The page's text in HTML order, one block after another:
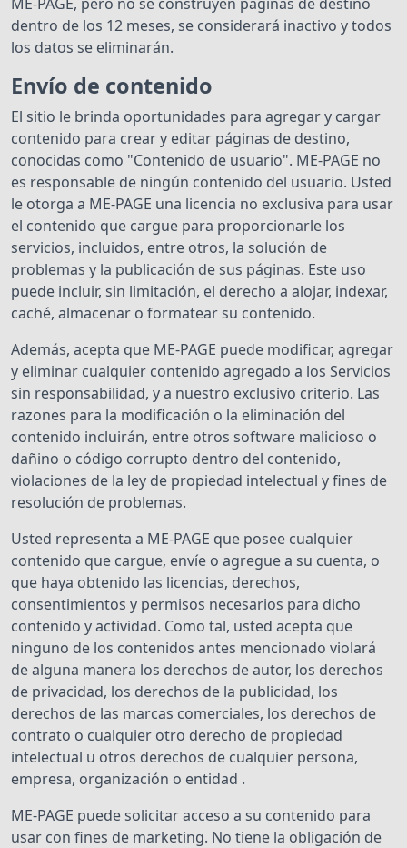
dentro de los 12 meses, se considerará inactivo y todos
los datos se eliminarán.
Envío de contenido
El sitio le brinda oportunidades para agregar y cargar
contenido para crear y editar páginas de destino,
conocidas como "Contenido de usuario". ME-PAGE no
es responsable de ningún contenido del usuario. Usted
le otorga a ME-PAGE una licencia no exclusiva para usar
el contenido que cargue para proporcionarle los
servicios, incluidos, entre otros, la solución de
problemas y la publicación de sus páginas. Este uso
puede incluir, sin limitación, el derecho a alojar, indexar,
caché, almacenar o formatear su contenido.
Además, acepta que ME-PAGE puede modificar, agregar
y eliminar cualquier contenido agregado a los Servicios
sin responsabilidad, y a nuestro exclusivo criterio. Las
razones para la modificación o la eliminación del
contenido incluirán, entre otros software malicioso o
dañino o código corrupto dentro del contenido,
violaciones de la ley de propiedad intelectual y fines de
resolución de problemas.
Usted representa a ME-PAGE que posee cualquier
contenido que cargue, envíe o agregue a su cuenta, o
que haya obtenido las licencias, derechos,
consentimientos y permisos necesarios para dicho
contenido y actividad. Como tal, usted acepta que
ninguno de los contenidos antes mencionado violará
de alguna manera los derechos de autor, los derechos
de privacidad, los derechos de la publicidad, los
derechos de las marcas comerciales, los derechos de
contrato o cualquier otro derecho de propiedad
intelectual u otros derechos de cualquier persona,
empresa, organización o entidad .
ME-PAGE puede solicitar acceso a su contenido para
usar con fines de marketing. No tiene la obligación de